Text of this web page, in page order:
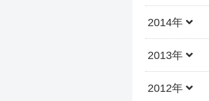
2014年
2013年
2012年